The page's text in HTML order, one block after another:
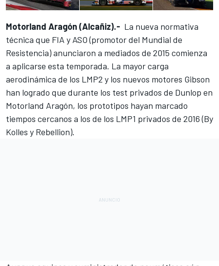
Motorland Aragón (Alcañiz).- La nueva normativa
técnica que FIA y ASO (promotor del Mundial de
Resistencia) anunciaron a mediados de 2015 comienza
a aplicarse esta temporada. La mayor carga
aerodinámica de los LMP2 y los nuevos motores Gibson
han logrado que durante los test privados de Dunlop en
Motorland Aragón, los prototipos hayan marcado
tiempos cercanos a los de los LMP1 privados de 2016 (By
Kolles y Rebellion).